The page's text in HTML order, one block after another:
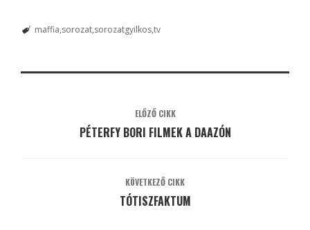
maffia sorozat sorozatgyilkostv
ELŐZŐ CIKK
PÉTERFY BORI FILMEK A DAAZÓN
KÖVETKEZŐ CIKK
TÓTISZFAKTUM